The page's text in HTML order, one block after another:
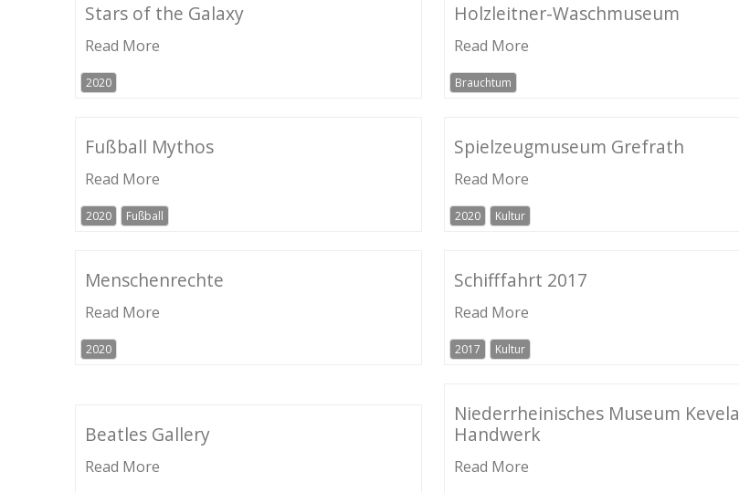
Stars of the Galaxy
Read More
2020
Holzleitner-Waschmuseum
Read More
Brauchtum
Fußball Mythos
Read More
2020 Fußball
Spielzeugmuseum Grefrath
Read More
2020 Kultur
Menschenrechte
Read More
2020
Schifffahrt 2017
Read More
2017 Kultur
Beatles Gallery
Read More
Niederrheinisches Museum
Handwerk
Read More